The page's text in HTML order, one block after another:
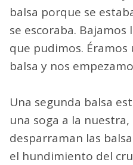
balsa porque se
se escoraba.
que pudimos. Éramos
balsa y nos
Una segunda balsa
una soga a la
desparraman las
el hundimiento del